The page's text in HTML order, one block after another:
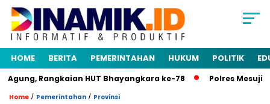
HOME BERITA PEMERINTAHAN HUKUM POLITIK
Rangkaian HUT Bhayangkara ke-78 Polres Mesuji
Home / Pemerintahan / Provinsi